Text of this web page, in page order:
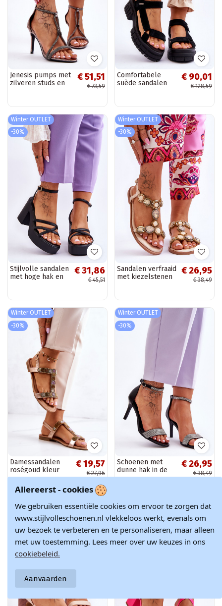
Jenesis pumps met
zilveren studs en
€ 51,51
€ 73,59
Comfortabele
suède sandalen
€ 90,01
€ 128,59
Winter OUTLET
-30%
Stijlvolle sandalen
met hoge hak en
€ 31,86
€ 45,51
Winter OUTLET
-30%
Sandalen verfraaid
met kiezelstenen
€ 26,95
€ 38,49
Winter OUTLET
-30%
Damessandalen
roségoud kleur
Julies
€ 19,57
€ 27,96
Winter OUTLET
-30%
Schoenen met
dunne hak in de
kleur Perfecto
€ 26,95
€ 38,49
Winter OUTLET
-30%
Winter OUTLET
-30%
Allereerst - cookies
We gebruiken essentiële cookies om ervoor te zorgen dat
www.stijlvolleschoenen.nl vlekkeloos werkt, evenals om
uw bezoek te verbeteren en te personaliseren, maar alleen
met uw toestemming. Lees meer over uw keuzes in ons
cookiebeleid.
Aanvaarden